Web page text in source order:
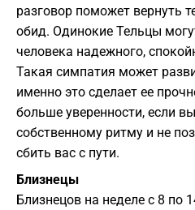
разговор поможет вернуть
обид. Одинокие Тельцы
человека надежного,
Такая симпатия может
именно это сделает ее
больше уверенности, если
собственному ритму и не
сбить вас с пути.
Близнецы
Близнецов на неделе с 8 по